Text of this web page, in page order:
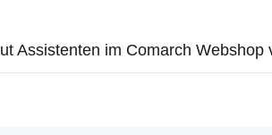
Assistenten im Comarch Webshop